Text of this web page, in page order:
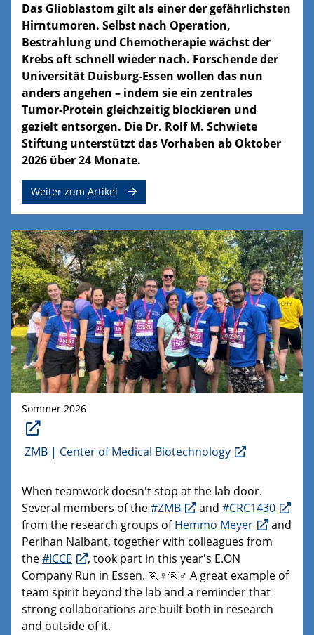
Das Glioblastom gilt als einer der gefährlichsten
Hirntumoren. Selbst nach Operation,
Bestrahlung und Chemotherapie wächst der
Krebs oft schnell wieder nach. Forschende der
Universität Duisburg-Essen wollen das nun
anders angehen – indem sie ein zentrales
Tumor-Protein gleichzeitig blockieren und
gezielt entsorgen. Die Dr. Rolf M. Schwiete
Stiftung unterstützt das Vorhaben ab Oktober
2026 über 24 Monate.
Weiter zum Artikel
Sommer 2026
ZMB | Center of Medical Biotechnology
When teamwork doesn't stop at the lab door.
Several members of the#ZMB and #CRC1430
from the research groups ofHemmo Meyer
and
Perihan Nalbant, together with colleagues from
the#ICCE
, took part in this year's E.ON
Company Run in Essen. 🏃♀️🏃♂️ A great example of
team spirit beyond the lab and a reminder that
strong collaborations are built both in research
and outside of it.